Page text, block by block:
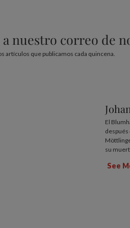
nuestro correo de
artículos que publicamos cada quincena.
El
después
su
See